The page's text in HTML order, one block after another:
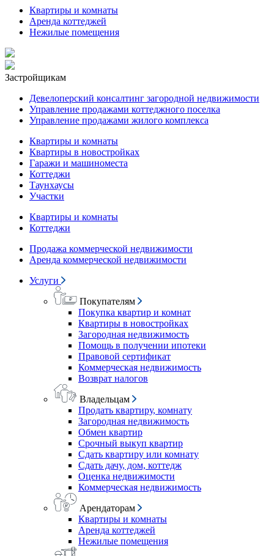
Квартиры и комнаты
Аренда коттеджей
Нежилые помещения
Застройщикам
Девелоперский консалтинг загородной недвижимости
Управление продажами коттеджного поселка
Управление продажами жилого комплекса
Квартиры и комнаты
Квартиры в новостройках
Гаражи и машиноместа
Коттеджи
Таунхаусы
Участки
Квартиры и комнаты
Коттеджи
Продажа коммерческой недвижимости
Аренда коммерческой недвижимости
Услуги
Покупателям
Покупка квартир и комнат
Квартиры в новостройках
Загородная недвижимость
Помощь в получении ипотеки
Правовой сертификат
Коммерческая недвижимость
Возврат налогов
Владельцам
Продать квартиру, комнату
Загородная недвижимость
Обмен квартир
Срочный выкуп квартир
Сдать квартиру или комнату
Сдать дачу, дом, коттедж
Оценка недвижимости
Коммерческая недвижимость
Арендаторам
Квартиры и комнаты
Аренда коттеджей
Нежилые помещения